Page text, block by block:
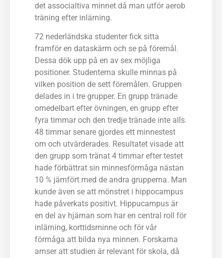
det associaltiva minnet då man utför aerob
träning efter inlärning.
72 nederländska studenter fick sitta
framför en dataskärm och se på föremål.
Dessa dök upp på en av sex möjliga
positioner. Studenterna skulle minnas på
vilken position de sett föremålen. Gruppen
delades in i tre grupper. En grupp tränade
omedelbart efter övningen, en grupp efter
fyra timmar och den tredje tränade inte alls.
48 timmar senare gjordes ett minnestest
om och utvärderades. Resultatet visade att
den grupp som tränat 4 timmar efter testet
hade förbättrat sin minnesförmåga nästan
10 % jämfört med de andra grupperna. Man
kunde även se att mönstret i hippocampus
hade påverkats positivt. Hippucampus är
en del av hjärnan som har en central roll för
inlärning, korttidsminne och för vår
förmåga att bilda nya minnen. Forskarna
amser att studien är relevant för skola, då